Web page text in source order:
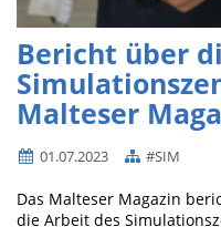
Bericht über
Malteser
01.07.2023 #SIM
Das Malteser Magazin
die Arbeit des